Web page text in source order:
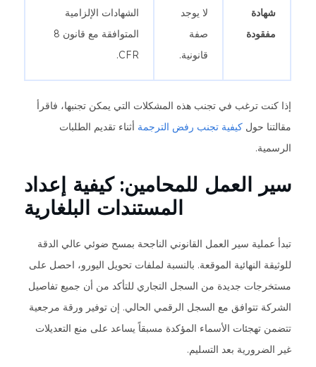
شهادة
مفقودة
لا يوجد
صفة
قانونية.
الشهادات الإلزامية
المتوافقة مع قانون 8
CFR.
إذا كنت ترغب في تجنب هذه المشكلات التي يمكن تجنبها، فاقرأ
مقالتنا حول كيفية تجنب رفض الترجمة أثناء تقديم الطلبات
الرسمية.
سير العمل للمحامين: كيفية إعداد
المستندات البلغارية
تبدأ عملية سير العمل القانوني الناجحة بمسح ضوئي عالي الدقة
للوثيقة النهائية الموقعة. بالنسبة لملفات تحويل اليورو، احصل على
مستخرجات جديدة من السجل التجاري للتأكد من أن جميع تفاصيل
الشركة تتوافق مع السجل الرقمي الحالي. إن توفير ورقة مرجعية
تتضمن تهجئات الأسماء المؤكدة مسبقاً يساعد على منع التعديلات
غير الضرورية بعد التسليم.